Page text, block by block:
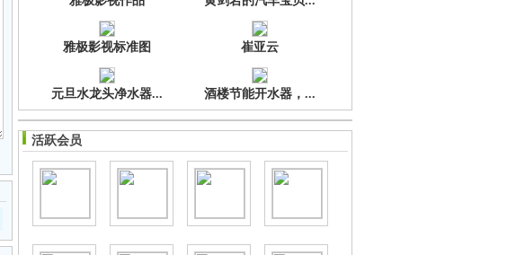
雅极影视标准图 崔亚云
元旦水龙头净水器... 酒楼节能开水器，...
活跃会员